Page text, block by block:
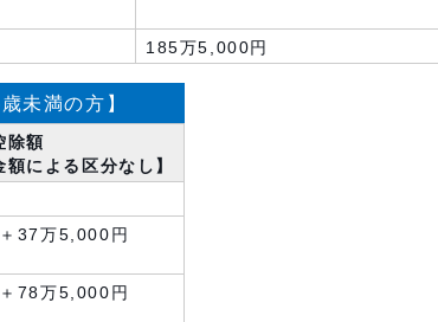
185万5,000円
未満の方】
除額
額による区分なし】
37万5,000円
78万5,000円